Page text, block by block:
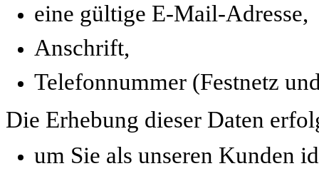
eine gültige E-Mail-Adresse,
Anschrift,
Telefonnummer (Festnetz
Die Erhebung dieser Daten
um Sie als unseren Kunden